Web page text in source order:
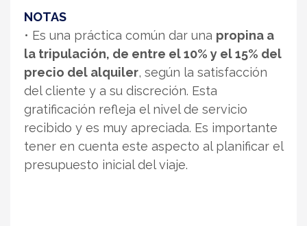
NOTAS
• Es una práctica común dar una propina a
la tripulación, de entre el 10% y el 15% del
precio del alquiler, según la satisfacción
del cliente y a su discreción. Esta
gratificación refleja el nivel de servicio
recibido y es muy apreciada. Es importante
tener en cuenta este aspecto al planificar el
presupuesto inicial del viaje.